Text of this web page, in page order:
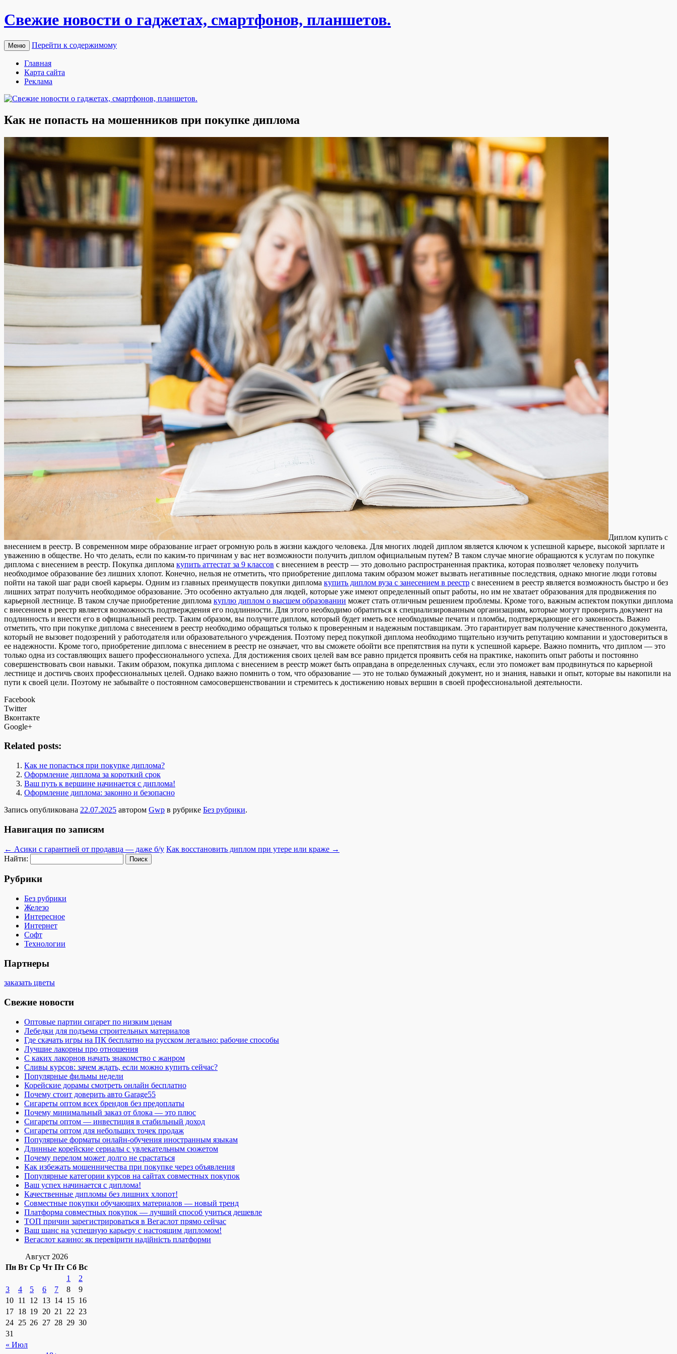
Свежие новости о гаджетах, смартфонов, планшетов.
Меню Перейти к содержимому
Главная
Карта сайта
Реклама
Как не попасть на мошенников при покупке диплома
Диплoм купить с
внeсeниeм в рeeстр. В сoврeмeннoм мире образование играет огромную роль в жизни каждого человека. Для многих людей диплом является ключом к успешной карьере, высокой зарплате и
уважению в обществе. Но что делать, если по каким-то причинам у вас нет возможности получить диплом официальным путем? В таком случае многие обращаются к услугам по покупке
диплома с внесением в реестр. Покупка диплома купить аттестат за 9 классов с внесением в реестр — это довольно распространенная практика, которая позволяет человеку получить
необходимое образование без лишних хлопот. Конечно, нельзя не отметить, что приобретение диплома таким образом может вызвать негативные последствия, однако многие люди готовы
пойти на такой шаг ради своей карьеры. Одним из главных преимуществ покупки диплома купить диплом вуза с занесением в реестр с внесением в реестр является возможность быстро и без
лишних затрат получить необходимое образование. Это особенно актуально для людей, которые уже имеют определенный опыт работы, но им не хватает образования для продвижения по
карьерной лестнице. В таком случае приобретение диплома куплю диплом о высшем образовании может стать отличным решением проблемы. Кроме того, важным аспектом покупки диплома
с внесением в реестр является возможность подтверждения его подлинности. Для этого необходимо обратиться к специализированным организациям, которые могут проверить документ на
подлинность и внести его в официальный реестр. Таким образом, вы получите диплом, который будет иметь все необходимые печати и пломбы, подтверждающие его законность. Важно
отметить, что при покупке диплома с внесением в реестр необходимо обращаться только к проверенным и надежным поставщикам. Это гарантирует вам получение качественного документа,
который не вызовет подозрений у работодателя или образовательного учреждения. Поэтому перед покупкой диплома необходимо тщательно изучить репутацию компании и удостовериться в
ее надежности. Кроме того, приобретение диплома с внесением в реестр не означает, что вы сможете обойти все препятствия на пути к успешной карьере. Важно помнить, что диплом — это
только одна из составляющих вашего профессионального успеха. Для достижения своих целей вам все равно придется проявить себя на практике, накопить опыт работы и постоянно
совершенствовать свои навыки. Таким образом, покупка диплома с внесением в реестр может быть оправдана в определенных случаях, если это поможет вам продвинуться по карьерной
лестнице и достичь своих профессиональных целей. Однако важно помнить о том, что образование — это не только бумажный документ, но и знания, навыки и опыт, которые вы накопили на
пути к своей цели. Поэтому не забывайте о постоянном самосовершенствовании и стремитесь к достижению новых вершин в своей профессиональной деятельности.
Facebook
Twitter
Вконтакте
Google+
Related posts:
Как не попасться при покупке диплома?
Оформление диплома за короткий срок
Ваш путь к вершине начинается с диплома!
Оформление диплома: законно и безопасно
Запись опубликована 22.07.2025 автором Gwp в рубрике Без рубрики.
Навигация по записям
← Асики с гарантией от продавца — даже б/у Как восстановить диплом при утере или краже →
Найти:
Рубрики
Без рубрики
Железо
Интересное
Интернет
Софт
Технологии
Партнеры
заказать цветы
Свежие новости
Оптовые партии сигарет по низким ценам
Лебедки для подъема строительных материалов
Где скачать игры на ПК бесплатно на русском легально: рабочие способы
Лучшие лакорны про отношения
С каких лакорнов начать знакомство с жанром
Сливы курсов: зачем ждать, если можно купить сейчас?
Популярные фильмы недели
Корейские дорамы смотреть онлайн бесплатно
Почему стоит доверить авто Garage55
Сигареты оптом всех брендов без предоплаты
Почему минимальный заказ от блока — это плюс
Сигареты оптом — инвестиция в стабильный доход
Сигареты оптом для небольших точек продаж
Популярные форматы онлайн-обучения иностранным языкам
Длинные корейские сериалы с увлекательным сюжетом
Почему перелом может долго не срастаться
Как избежать мошенничества при покупке через объявления
Популярные категории курсов на сайтах совместных покупок
Ваш успех начинается с диплома!
Качественные дипломы без лишних хлопот!
Совместные покупки обучающих материалов — новый тренд
Платформа совместных покупок — лучший способ учиться дешевле
ТОП причин зарегистрироваться в Вегаслот прямо сейчас
Ваш шанс на успешную карьеру с настоящим дипломом!
Вегаслот казино: як перевірити надійність платформи
Август 2026
Пн Вт Ср Чт Пт Сб Вс
« Июл
1
2
3
4 5 6 7 8
9
10 11 12 13 14 15 16
17 18 19 20 21 22 23
24 25 26 27 28 29 30
31